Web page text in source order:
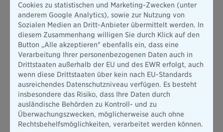
Digitalisierung und Arbeitsplätze
Digitalisierung unserer Verwaltungs- und
Vertriebsprozesse
Förderung von Homeoffice
Erhöhung des Anteils an Recyclingpapier
Steigerung der Dunkelpolicierungsquote
Nutzung von online Korrespondenz
Cookies zu statistischen und Marketing-Zwecken (unter
anderem Google Analytics), sowie zur Nutzung von
Sozialen Medien an Dritt-Anbieter übermittelt werden. In
diesem Zusammenhang willigen Sie durch Klick auf den
Button „Alle akzeptieren" ebenfalls ein, dass eine
Verarbeitung Ihrer personenbezogenen Daten auch in
Drittstaaten außerhalb der EU und des EWR erfolgt, auch
wenn diese Drittstaaten über kein nach EU-Standards
ausreichendes Datenschutzniveau verfügen. Es besteht
insbesondere das Risiko, dass Ihre Daten durch
ausländische Behörden zu Kontroll- und zu
Überwachungszwecken, möglicherweise auch ohne
Rechtsbehelfsmöglichkeiten, verarbeitet werden können.